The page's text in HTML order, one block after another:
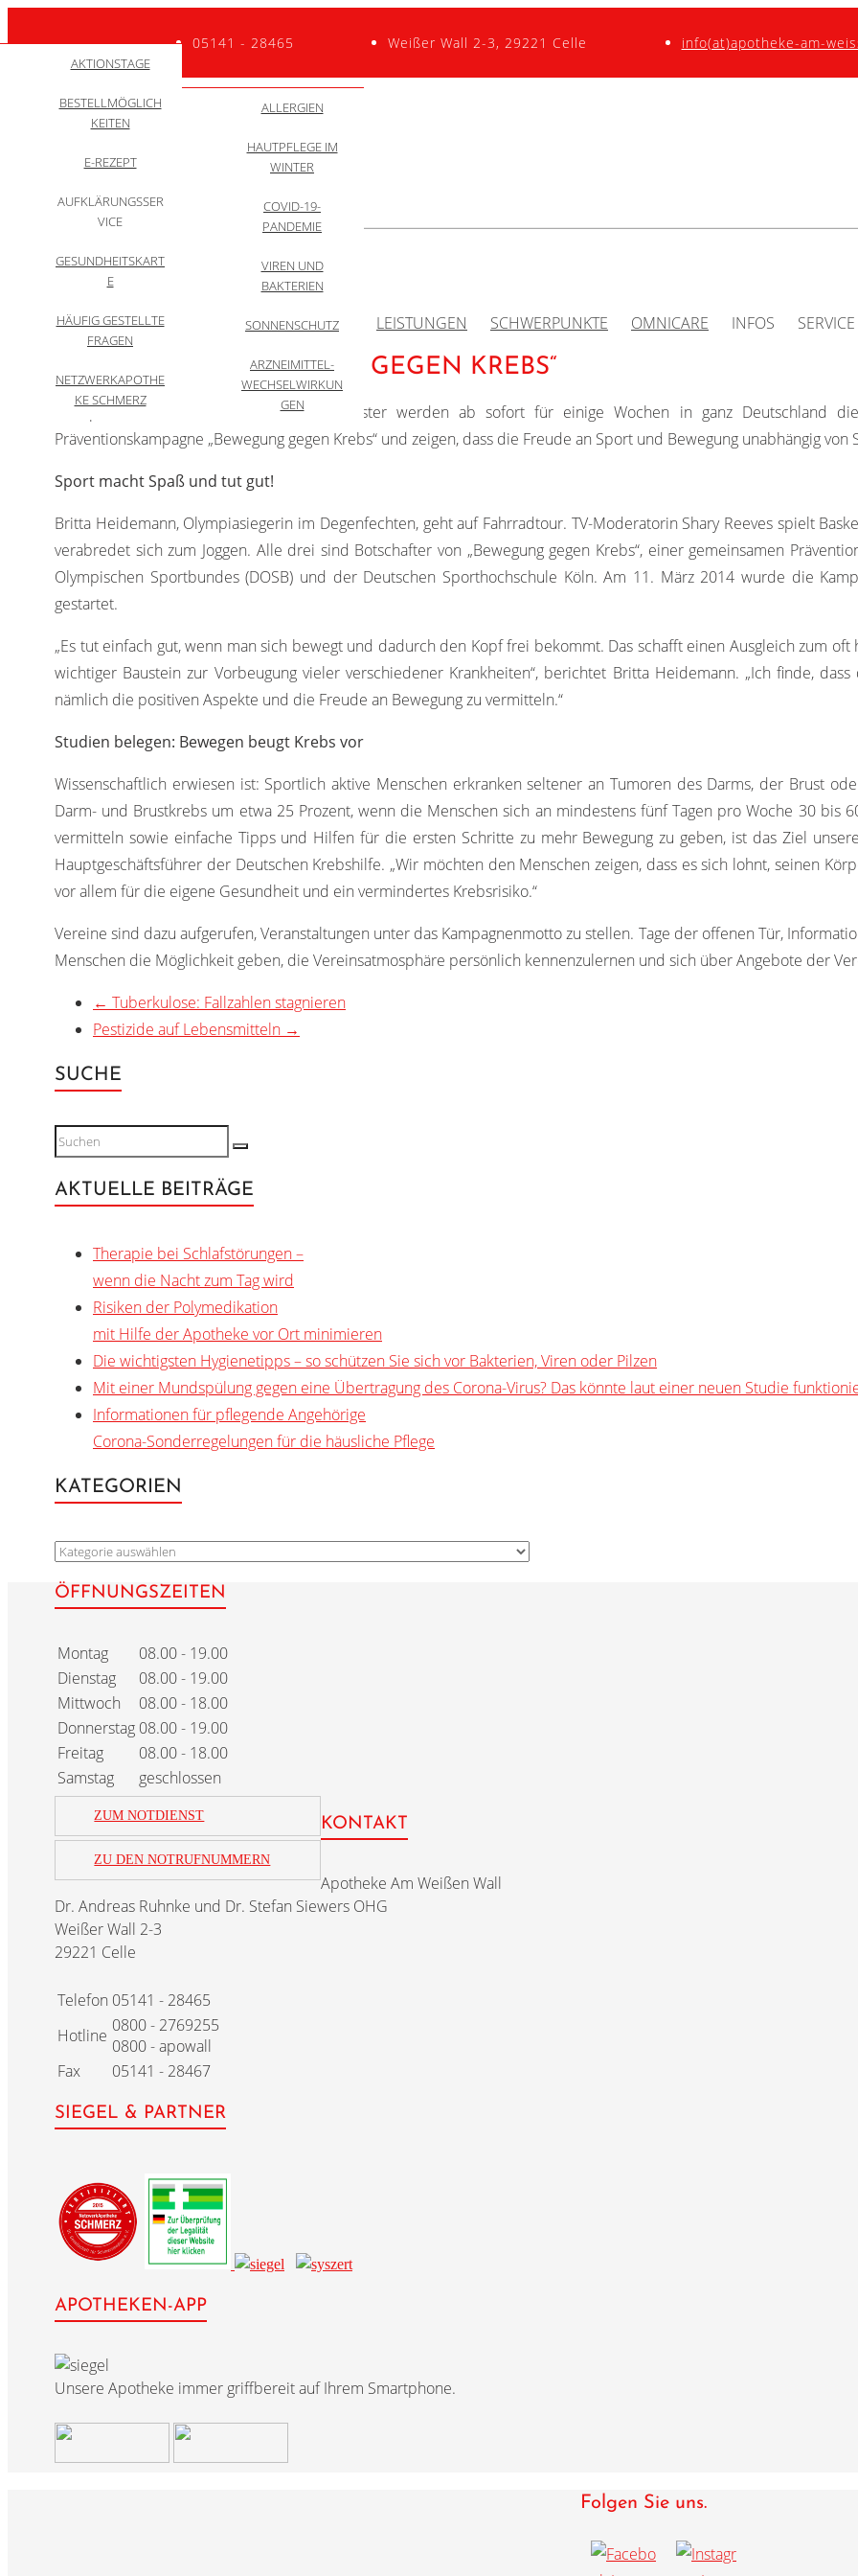
05141 - 28465 Weißer Wall 2-3, 29221 Celle info(at)apotheke-am-
Menü
START ÜBER UNS
TEAM
RUNDGANG
LEISTUNGEN SCHWERPUNKTE
ZYTOSTATIKA
WACHSTUMSHOR
MONE
ALLGEMEIN
BEHANDLUNG
OMNICARE
QUALITÄTSINITIATI
INFOS
GESUNDHEITSNEW
ANWENDUNGSVID
DARMKREBSMONA
DARMSPIEGELUNG:
KREBS
SELBSTTEST
INFORMATIONEN
FÜR ANGEHÖRIGE
10 MYTHEN
HYGIENEMASSNAHM
THEMEN
SERVICE
AKTIONSTAGE
BESTELLMÖGLICH
KEITEN
E-REZEPT
AUFKLÄRUNGSSER
VICE
ALLERGIEN
HAUTPFLEGE IM
WINTER
COVID-19-
PANDEMIE
VIREN UND
BAKTERIEN
SONNENSCHUTZ
ARZNEIMITTEL-
WECHSELWIRKUN
GEN
GESUNDHEITSKART
E
HÄUFIG GESTELLTE
FRAGEN
NETZWERKAPOTHE
KE SCHMERZ
KAMPAGNE „BEWEGUNG GEGEN KREBS“
Großplakate, beklebte Stadtbusse und Poster werden ab sofort für einige Wochen in ganz Deutschland
Präventionskampagne „Bewegung gegen Krebs“ und zeigen, dass die Freude an Sport und Bewegung unabhängig
Sport macht Spaß und tut gut!
Britta Heidemann, Olympiasiegerin im Degenfechten, geht auf Fahrradtour. TV-Moderatorin Shary Reeves spielt
verabredet sich zum Joggen. Alle drei sind Botschafter von „Bewegung gegen Krebs“, einer gemeinsamen
Olympischen Sportbundes (DOSB) und der Deutschen Sporthochschule Köln. Am 11. März 2014 wurde die
gestartet.
„Es tut einfach gut, wenn man sich bewegt und dadurch den Kopf frei bekommt. Das schafft einen Ausgleich zum
wichtiger Baustein zur Vorbeugung vieler verschiedener Krankheiten“, berichtet Britta Heidemann. „Ich finde,
nämlich die positiven Aspekte und die Freude an Bewegung zu vermitteln.“
Studien belegen: Bewegen beugt Krebs vor
Wissenschaftlich erwiesen ist: Sportlich aktive Menschen erkranken seltener an Tumoren des Darms, der Brust
Darm- und Brustkrebs um etwa 25 Prozent, wenn die Menschen sich an mindestens fünf Tagen pro Woche 30 bis
vermitteln sowie einfache Tipps und Hilfen für die ersten Schritte zu mehr Bewegung zu geben, ist das Ziel
Hauptgeschäftsführer der Deutschen Krebshilfe. „Wir möchten den Menschen zeigen, dass es sich lohnt, seinen
vor allem für die eigene Gesundheit und ein vermindertes Krebsrisiko.“
Vereine sind dazu aufgerufen, Veranstaltungen unter das Kampagnenmotto zu stellen. Tage der offenen Tür,
Menschen die Möglichkeit geben, die Vereinsatmosphäre persönlich kennenzulernen und sich über Angebote der
← Tuberkulose: Fallzahlen stagnieren
Pestizide auf Lebensmitteln →
SUCHE
AKTUELLE BEITRÄGE
Therapie bei Schlafstörungen –
wenn die Nacht zum Tag wird
Risiken der Polymedikation
mit Hilfe der Apotheke vor Ort minimieren
Die wichtigsten Hygienetipps – so schützen Sie sich vor Bakterien, Viren oder Pilzen
Mit einer Mundspülung gegen eine Übertragung des Corona-Virus? Das könnte laut einer neuen Studie
Informationen für pflegende Angehörige
Corona-Sonderregelungen für die häusliche Pflege
KATEGORIEN
KATEGORIEN
ÖFFNUNGSZEITEN
Montag
08.00 - 19.00
Dienstag
08.00 - 19.00
Mittwoch
08.00 - 18.00
Donnerstag 08.00 - 19.00
Freitag
08.00 - 18.00
Samstag
geschlossen
ZUM NOTDIENST
ZU DEN NOTRUFNUMMERN
KONTAKT
Apotheke Am Weißen Wall
Dr. Andreas Ruhnke und Dr. Stefan Siewers OHG
Weißer Wall 2-3
29221 Celle
Telefon 05141 - 28465
Hotline 0800 - 2769255
0800 - apowall
Fax
05141 - 28467
SIEGEL & PARTNER
APOTHEKEN-APP
Unsere Apotheke immer griffbereit auf Ihrem Smartphone.
Folgen Sie uns.